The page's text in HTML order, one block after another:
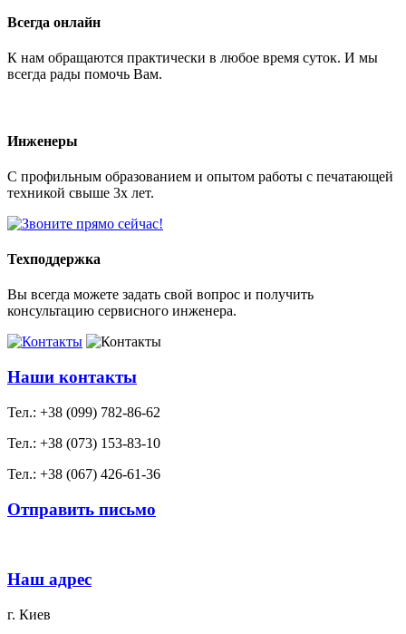
Всегда онлайн
К нам обращаются практически в любое время суток. И мы
всегда рады помочь Вам.
Инженеры
С профильным образованием и опытом работы с печатающей
техникой свыше 3х лет.
Техподдержка
Вы всегда можете задать свой вопрос и получить
консультацию сервисного инженера.
Наши контакты
Тел.: +38 (099) 782-86-62
Тел.: +38 (073) 153-83-10
Тел.: +38 (067) 426-61-36
Отправить письмо
Наш адрес
г. Киев